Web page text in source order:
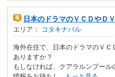
日本のドラマのＶＣＤやＤ
エリア： コタキナバル
海外在住で、日本のドラマのＶ
ありますか？
もしなければ、クアラルンプール